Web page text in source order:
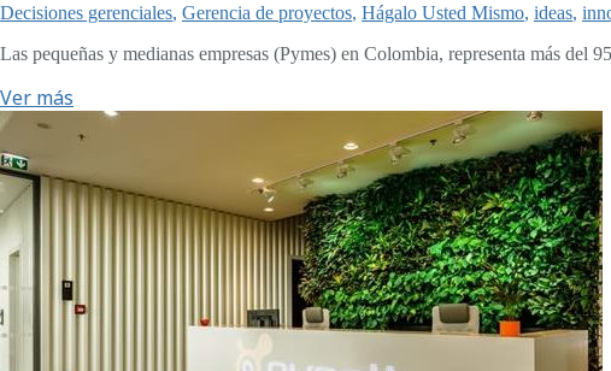
Decisiones gerenciales, Gerencia de proyectos, Hágalo Usted Mismo, ideas,
Las pequeñas y medianas empresas (Pymes) en Colombia, representa más del
Ver más